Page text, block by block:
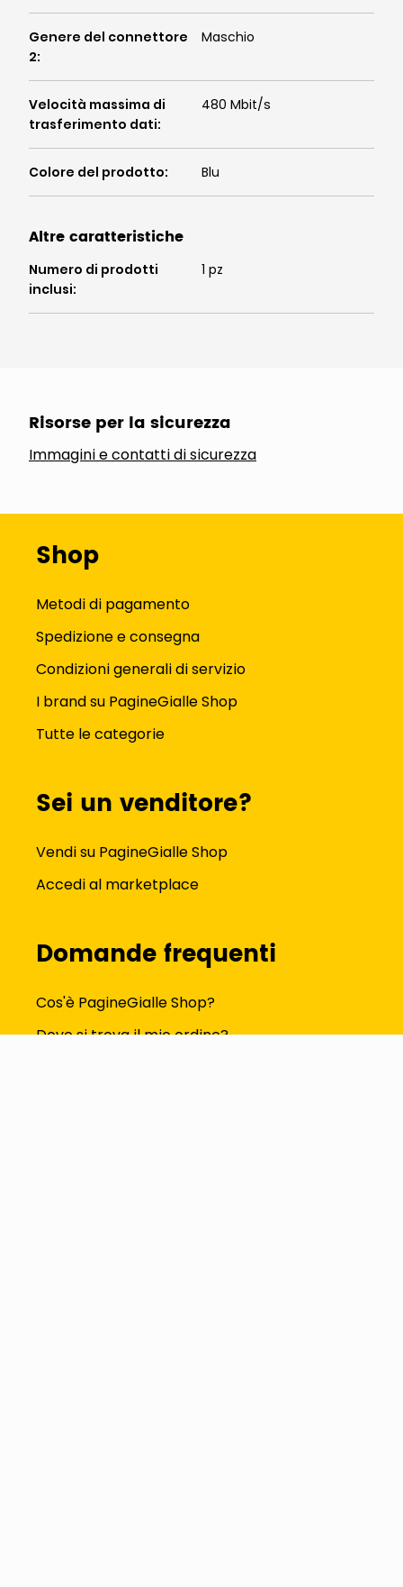
Genere del connettore
2:
Maschio
Velocità massima di
trasferimento dati:
480 Mbit/s
Colore del prodotto: Blu
Altre caratteristiche
Numero di prodotti
inclusi:
1 pz
Risorse per la sicurezza
Immagini e contatti di sicurezza
Shop
Metodi di pagamento
Spedizione e consegna
Condizioni generali di servizio
I brand su PagineGialle Shop
Tutte le categorie
Sei un venditore?
Vendi su PagineGialle Shop
Accedi al marketplace
Domande frequenti
Cos'è PagineGialle Shop?
Dove si trova il mio ordine?